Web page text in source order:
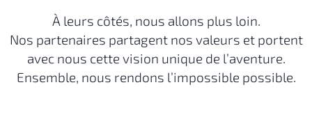
À leurs côtés, nous allons plus loin.
Nos partenaires partagent nos valeurs et portent
avec nous cette vision unique de l’aventure.
Ensemble, nous rendons l’impossible possible.